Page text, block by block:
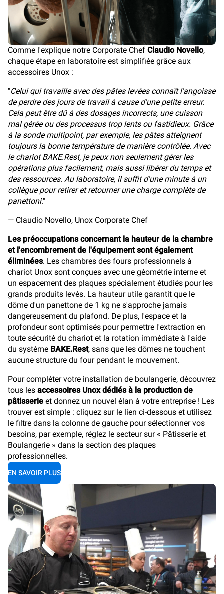
Comme l'explique notre Corporate Chef Claudio Novello,
chaque étape en laboratoire est simplifiée grâce aux
accessoires Unox :
"Celui qui travaille avec des pâtes levées connaît l'angoisse
de perdre des jours de travail à cause d'une petite erreur.
Cela peut être dû à des dosages incorrects, une cuisson
mal gérée ou des processus trop lents ou fastidieux. Grâce
à la sonde multipoint, par exemple, les pâtes atteignent
toujours la bonne température de manière contrôlée. Avec
le chariot BAKE.Rest, je peux non seulement gérer les
opérations plus facilement, mais aussi libérer du temps et
des ressources. Au laboratoire, il suffit d'une minute à un
collègue pour retirer et retourner une charge complète de
panettoni."
— Claudio Novello, Unox Corporate Chef
Les préoccupations concernant la hauteur de la chambre
et l'encombrement de l'équipement sont également
éliminées. Les chambres des fours professionnels à
chariot Unox sont conçues avec une géométrie interne et
un espacement des plaques spécialement étudiés pour les
grands produits levés. La hauteur utile garantit que le
dôme d'un panettone de 1 kg ne s'approche jamais
dangereusement du plafond. De plus, l'espace et la
profondeur sont optimisés pour permettre l'extraction en
toute sécurité du chariot et la rotation immédiate à l'aide
du système BAKE.Rest, sans que les dômes ne touchent
aucune structure du four pendant le mouvement.
Pour compléter votre installation de boulangerie, découvrez
tous les accessoires Unox dédiés à la production de
pâtisserie et donnez un nouvel élan à votre entreprise ! Les
trouver est simple : cliquez sur le lien ci-dessous et utilisez
le filtre dans la colonne de gauche pour sélectionner vos
besoins, par exemple, réglez le secteur sur « Pâtisserie et
Boulangerie » dans la section des plaques
professionnelles.
EN SAVOIR PLUS